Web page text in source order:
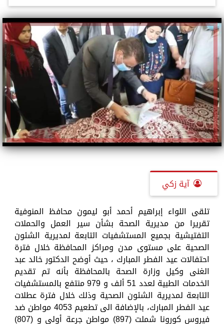
آية زكي
تلقى اللواء إبراهيم أحمد أبو ليمون محافظ المنوفية
تقريرا من مديرية الصحة بشأن سير العمل والحملات
التفتيشية بجميع المستشفيات التابعة لمديرية الشئون
الصحية على مستوى مدن ومراكز المحافظة خلال فترة
احتفالات عيد الفطر المبارك ، حيث أوضح الدكتور خالد عبد
الغنى وكيل وزارة الصحة بالمحافظة بأنه تم تقديم
الخدمات الطبية لعدد 51 ألف و 979 منتفع بالمستشفيات
التابعة لمديرية الشئون الصحية وذلك خلال فترة عطلات
عيد الفطر المبارك، بالإضافة الى تطعيم 4053 مواطن ضد
فيروس كورونا شملت (897) مواطن جرعة أولى و (807)